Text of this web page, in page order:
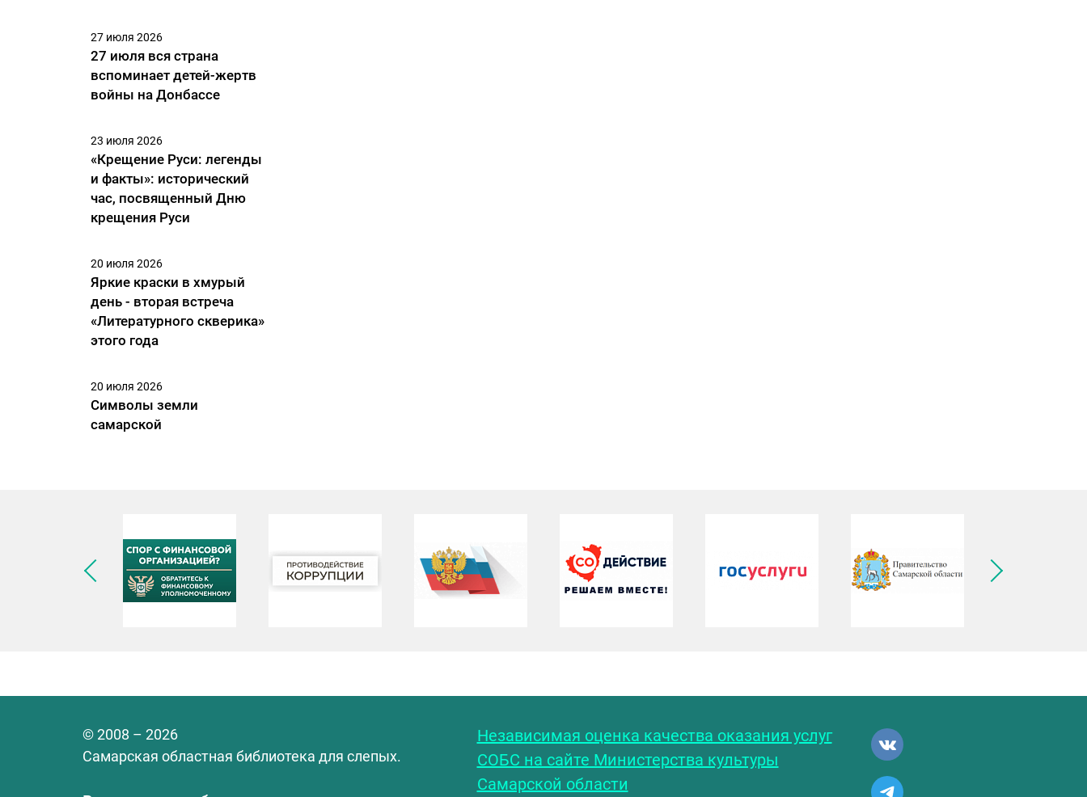
27 июля 2026
27 июля вся страна
вспоминает детей-жертв
войны на Донбассе
23 июля 2026
«Крещение Руси: легенды
и факты»: исторический
час, посвященный Дню
крещения Руси
20 июля 2026
Яркие краски в хмурый
день - вторая встреча
«Литературного скверика»
этого года
20 июля 2026
Символы земли
самарской
Следующее изображение
© 2008 – 2026
Самарская областная библиотека для слепых.
Независимая оценка качества оказания услуг
СОБС на сайте Министерства культуры
Самарской области